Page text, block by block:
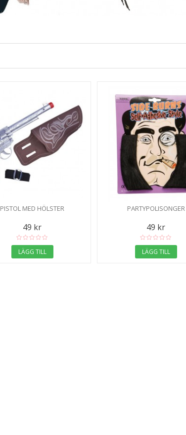
PISTOL MED HÖLSTER
49 kr
LÄGG TILL
PARTYPOLISONGER
49 kr
LÄGG TILL